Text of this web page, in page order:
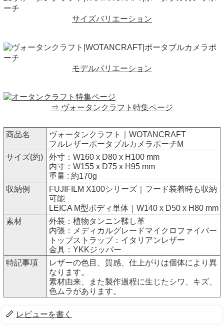
サイズバリエーション
モデルバリエーション
⇒ ヴォータンクラフト特集ページ
商品名
ヴォータンクラフト｜WOTANCRAFT
フルレザーポータブルカメラポーチM
サイズ(約)
外寸：W160 x D80 x H100 mm
内寸：W155 x D75 x H95 mm
重量 : 約170g
収納例
FUJIFILM X100シリーズ｜フード装着時も収納
可能
LEICA M型ボディ単体｜W140 x D50 x H80 mm
素材
外装：植物タンニン鞣し革
内張：メディカルグレードマイクロファイバー
トップストラップ：イタリアンレザー
金具：YKKジッパー
特記事項
レザーの色目、質感、仕上がりは個体により異
なります。
素材由来、また製作過程に生じたシワ、キズ、
色ムラがあります。
レビューを書く